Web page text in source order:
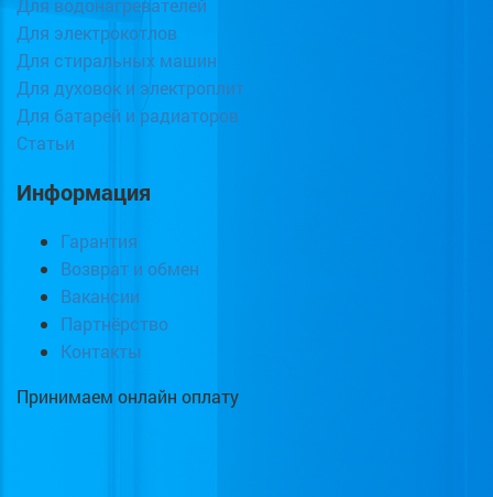
Для водонагревателей
Для электрокотлов
Для стиральных машин
Для духовок и электроплит
Для батарей и радиаторов
Статьи
Информация
Гарантия
Возврат и обмен
Вакансии
Партнёрство
Контакты
Принимаем онлайн оплату